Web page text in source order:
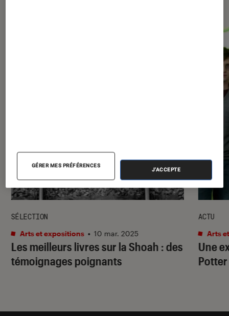
Les meilleurs livres sur la Shoah : des
témoignages poignants
SÉLECTION
Arts et expositions • 10 mar. 2025
Une
ACTU
Arts
GÉRER MES PRÉFÉRENCES
J'ACCEPTE